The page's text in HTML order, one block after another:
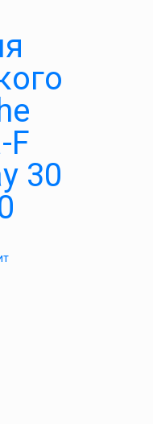
F
30